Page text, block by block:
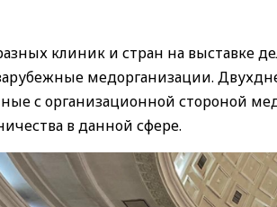
клиник и стран на выставке
зарубежные медорганизации.
с организационной стороной
в данной сфере.